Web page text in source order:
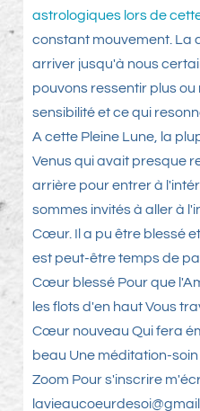
astrologiques lors de
constant mouvement. La
arriver jusqu'à nous
pouvons ressentir plus ou
sensibilité et ce qui
A cette Pleine Lune, la
Venus qui avait presque
arrière pour entrer à
sommes invités à aller à
Cœur. Il a pu être blessé
est peut-être temps de
Cœur blessé Pour que
les flots d'en haut Vous
Cœur nouveau Qui fera
beau Une méditation-
Zoom Pour s'inscrire